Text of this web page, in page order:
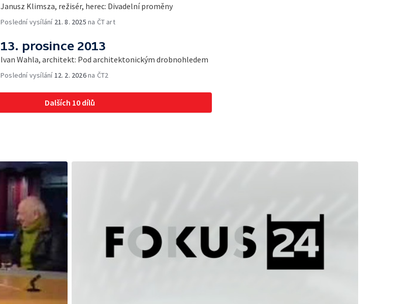
Janusz Klimsza, režisér, herec: Divadelní proměny
Poslední vysílání 21. 8. 2025 na ČT art
13. prosince 2013
Ivan Wahla, architekt: Pod architektonickým drobnohledem
Poslední vysílání 12. 2. 2026na ČT2
Dalších 10 dílů